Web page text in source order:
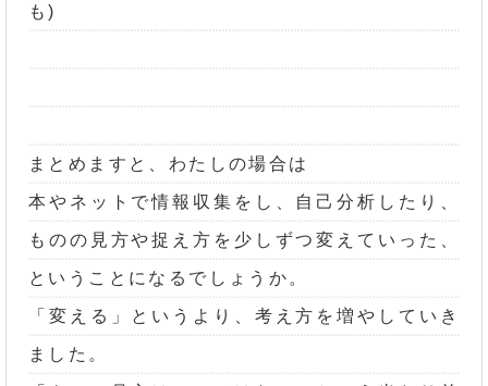
も)
まとめますと、わたしの場合は
本やネットで情報収集をし、自己分析したり、
ものの見方や捉え方を少しずつ変えていった、
ということになるでしょうか。
「変える」というより、考え方を増やしていき
ました。